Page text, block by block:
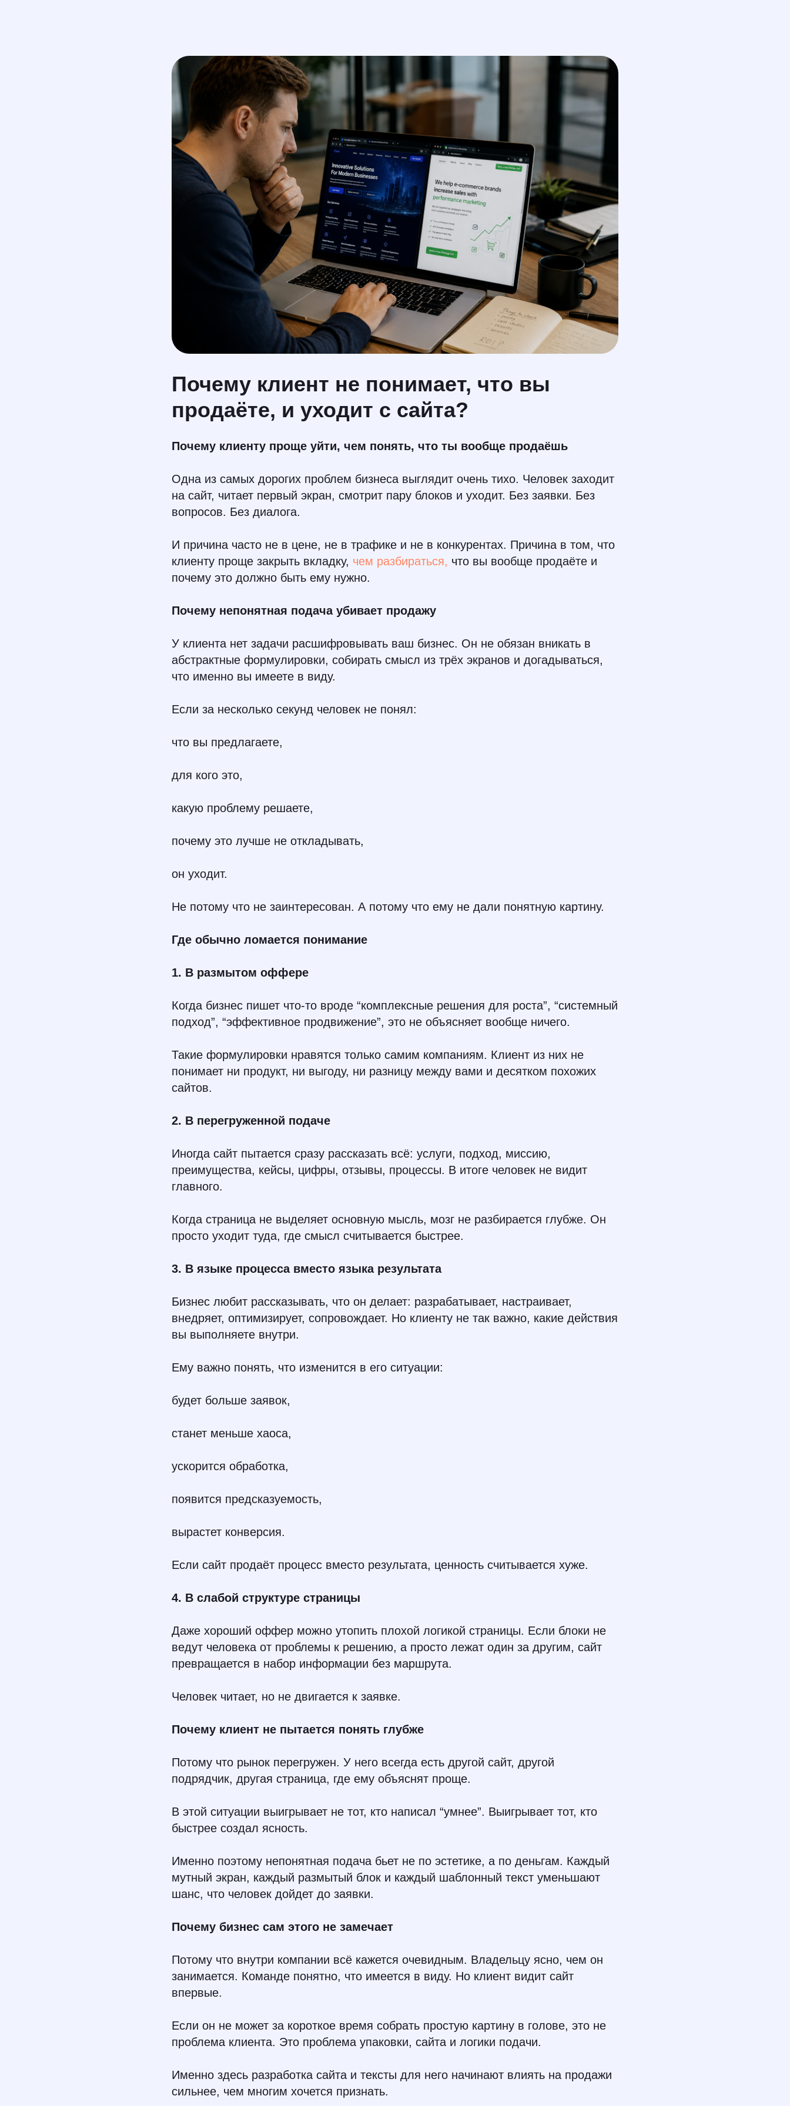
Почему клиент не понимает, что вы
продаёте, и уходит с сайта?
Почему клиенту проще уйти, чем понять, что ты вообще продаёшь
Одна из самых дорогих проблем бизнеса выглядит очень тихо. Человек заходит
на сайт, читает первый экран, смотрит пару блоков и уходит. Без заявки. Без
вопросов. Без диалога.
И причина часто не в цене, не в трафике и не в конкурентах. Причина в том, что
клиенту проще закрыть вкладку, чем разбираться, что вы вообще продаёте и
почему это должно быть ему нужно.
Почему непонятная подача убивает продажу
У клиента нет задачи расшифровывать ваш бизнес. Он не обязан вникать в
абстрактные формулировки, собирать смысл из трёх экранов и догадываться,
что именно вы имеете в виду.
Если за несколько секунд человек не понял:
что вы предлагаете,
для кого это,
какую проблему решаете,
почему это лучше не откладывать,
он уходит.
Не потому что не заинтересован. А потому что ему не дали понятную картину.
Где обычно ломается понимание
1. В размытом оффере
Когда бизнес пишет что-то вроде “комплексные решения для роста”, “системный
подход”, “эффективное продвижение”, это не объясняет вообще ничего.
Такие формулировки нравятся только самим компаниям. Клиент из них не
понимает ни продукт, ни выгоду, ни разницу между вами и десятком похожих
сайтов.
2. В перегруженной подаче
Иногда сайт пытается сразу рассказать всё: услуги, подход, миссию,
преимущества, кейсы, цифры, отзывы, процессы. В итоге человек не видит
главного.
Когда страница не выделяет основную мысль, мозг не разбирается глубже. Он
просто уходит туда, где смысл считывается быстрее.
3. В языке процесса вместо языка результата
Бизнес любит рассказывать, что он делает: разрабатывает, настраивает,
внедряет, оптимизирует, сопровождает. Но клиенту не так важно, какие действия
вы выполняете внутри.
Ему важно понять, что изменится в его ситуации:
будет больше заявок,
станет меньше хаоса,
ускорится обработка,
появится предсказуемость,
вырастет конверсия.
Если сайт продаёт процесс вместо результата, ценность считывается хуже.
4. В слабой структуре страницы
Даже хороший оффер можно утопить плохой логикой страницы. Если блоки не
ведут человека от проблемы к решению, а просто лежат один за другим, сайт
превращается в набор информации без маршрута.
Человек читает, но не двигается к заявке.
Почему клиент не пытается понять глубже
Потому что рынок перегружен. У него всегда есть другой сайт, другой
подрядчик, другая страница, где ему объяснят проще.
В этой ситуации выигрывает не тот, кто написал “умнее”. Выигрывает тот, кто
быстрее создал ясность.
Именно поэтому непонятная подача бьет не по эстетике, а по деньгам. Каждый
мутный экран, каждый размытый блок и каждый шаблонный текст уменьшают
шанс, что человек дойдет до заявки.
Почему бизнес сам этого не замечает
Потому что внутри компании всё кажется очевидным. Владельцу ясно, чем он
занимается. Команде понятно, что имеется в виду. Но клиент видит сайт
впервые.
Если он не может за короткое время собрать простую картину в голове, это не
проблема клиента. Это проблема упаковки, сайта и логики подачи.
Именно здесь разработка сайта и тексты для него начинают влиять на продажи
сильнее, чем многим хочется признать.